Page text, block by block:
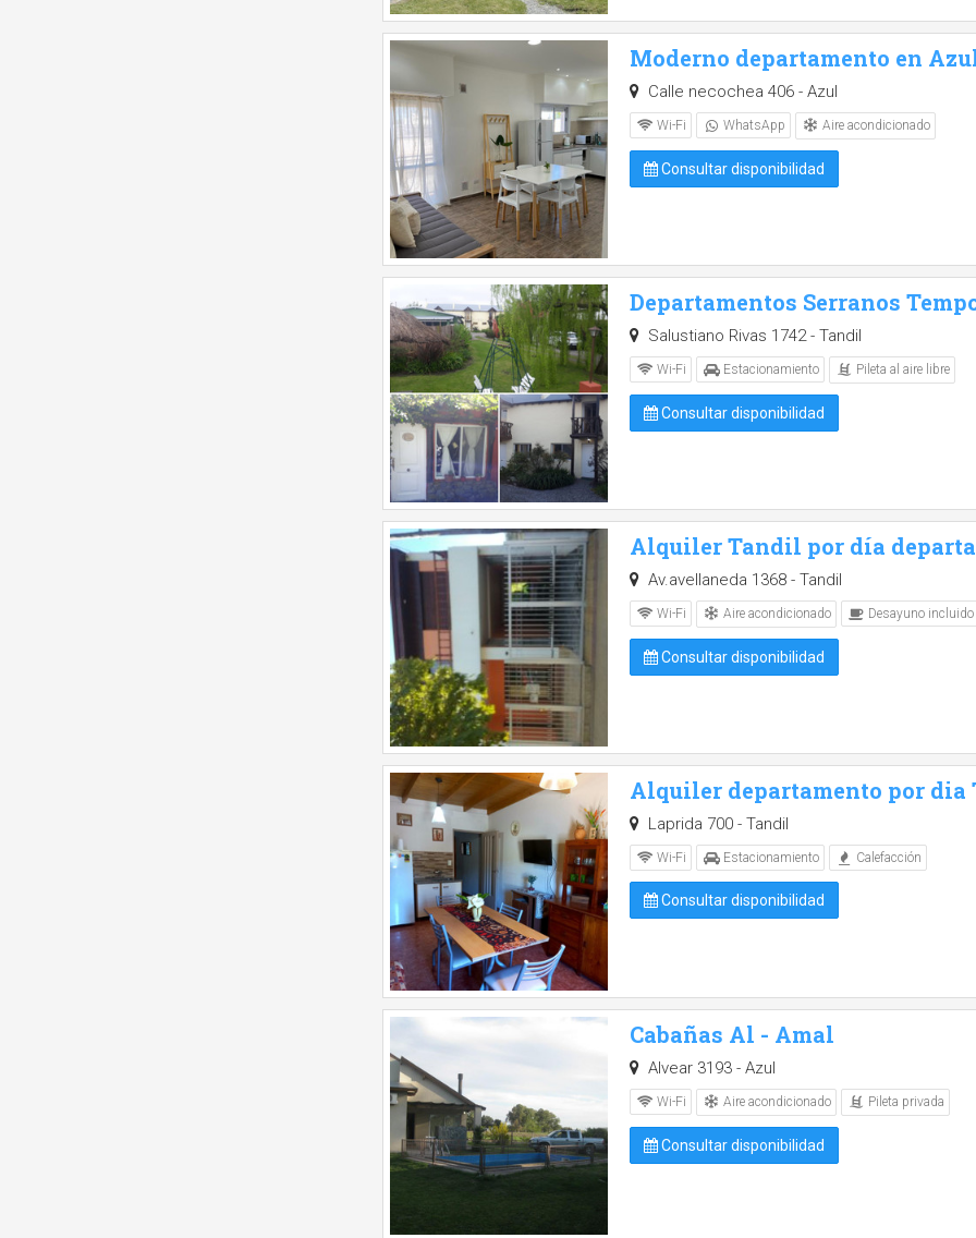
Moderno departamento en
Calle necochea 406 - Azul
Wi-Fi WhatsApp Aire acondicionado
Consultar disponibilidad
Departamentos Serranos
Salustiano Rivas 1742 - Tandil
Wi-Fi Estacionamiento Pileta al aire libre
Consultar disponibilidad
Alquiler Tandil por día
Av.avellaneda 1368 - Tandil
Wi-Fi Aire acondicionado Desayuno incluido
Consultar disponibilidad
Alquiler departamento por dia
Laprida 700 - Tandil
Wi-Fi Estacionamiento Calefacción
Consultar disponibilidad
Cabañas Al - Amal
Alvear 3193 - Azul
Wi-Fi Aire acondicionado Pileta privada
Consultar disponibilidad